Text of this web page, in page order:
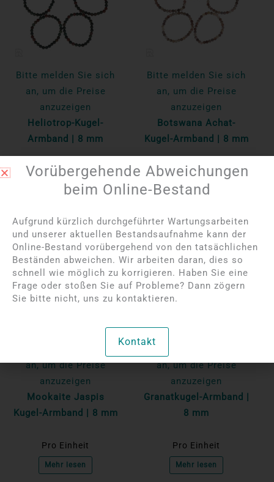
Bitte melden Sie sich
an, um die Preise
anzuzeigen
Heliotrop-Kugel-
Armband | 8 mm
Pro Einheit
Mehr lesen
Bitte melden Sie sich
an, um die Preise
anzuzeigen
Botswana Achat-
Kugel-Armband | 8 mm
Pro Einheit
Mehr lesen
an, um die Preise
anzuzeigen
Mookaite Jaspis
Kugel-Armband | 8 mm
Pro Einheit
Mehr lesen
NICHT AUF LAGER
an, um die Preise
anzuzeigen
Granatkugel-Armband |
8 mm
Pro Einheit
Mehr lesen
Vorübergehende Abweichungen
beim Online-Bestand
Aufgrund kürzlich durchgeführter Wartungsarbeiten
und unserer aktuellen Bestandsaufnahme kann der
Online-Bestand vorübergehend von den tatsächlichen
Beständen abweichen. Wir arbeiten daran, dies so
schnell wie möglich zu korrigieren. Haben Sie eine
Frage oder stoßen Sie auf Probleme? Dann zögern
Sie bitte nicht, uns zu kontaktieren.
Kontakt